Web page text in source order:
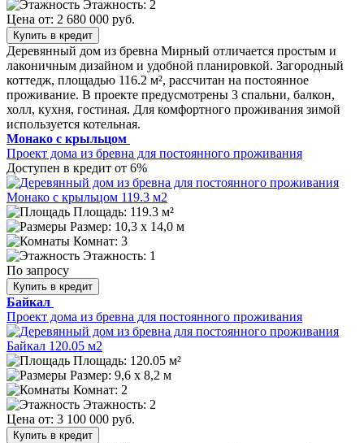
Этажность: 2
Цена от: 2 680 000 руб.
Купить в кредит
Деревянный дом из бревна Мирный отличается простым и
лаконичным дизайном и удобной планировкой. Загородный
коттедж, площадью 116.2 м², рассчитан на постоянное
проживание. В проекте предусмотрены 3 спальни, балкон,
холл, кухня, гостиная. Для комфортного проживания зимой
используется котельная.
Монако с крыльцом
Проект дома из бревна для постоянного проживания
Доступен в кредит от 6%
Площадь: 119.3 м²
Размер: 10,3 х 14,0 м
Комнат: 3
Этажность: 1
По запросу
Купить в кредит
Байкал
Проект дома из бревна для постоянного проживания
Площадь: 120.05 м²
Размер: 9,6 х 8,2 м
Комнат: 2
Этажность: 2
Цена от: 3 100 000 руб.
Купить в кредит